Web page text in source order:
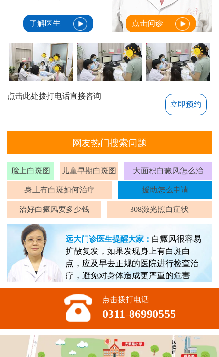
了解医生 点击问诊
点击此处拨打电话直接咨询
立即预约
网友热门搜索问题
脸上白斑图 儿童早期白斑图 大面积白癜风怎么治
身上有白斑如何治疗 援助怎么申请
治好白癜风要多少钱 308激光照白症状
远大门诊医生提醒大家： 白癜风很容易
扩散复发，如果发现身上有白斑白
点，应及早去正规的医院进行检查治
疗，避免对身体造成更严重的危害
点击拨打电话
0311-86990555